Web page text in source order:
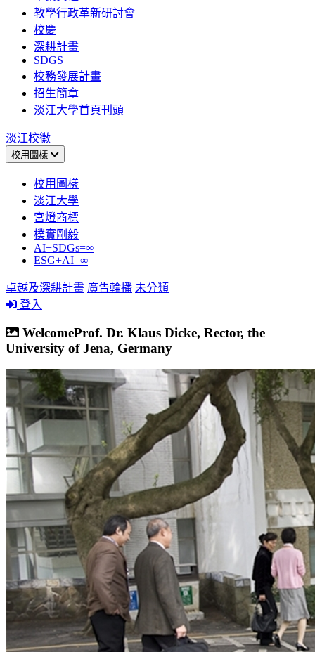
教學行政革新研討會
校慶
深耕計畫
SDGS
校務發展計畫
招生簡章
淡江大學首頁刊頭
淡江校徽
校用圖樣
校用圖樣
淡江大學
宮燈商標
樸實剛毅
AI+SDGs=∞
ESG+AI=∞
卓越及深耕計畫 廣告輪播 未分類
登入
WelcomeProf. Dr. Klaus Dicke, Rector, the
University of Jena, Germany